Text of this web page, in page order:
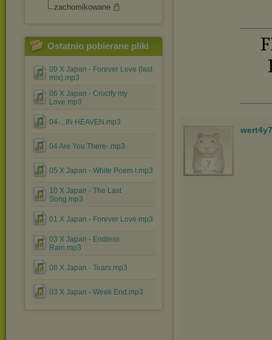
zachomikowane
Ostatnio pobierane pliki
09 X Japan - Forever Love (last
mix).mp3
06 X Japan - Crucify my
Love.mp3
04-...IN HEAVEN.mp3
04 Are You There-.mp3
05 X Japan - White Poem I.mp3
10 X Japan - The Last
Song.mp3
01 X Japan - Forever Love.mp3
03 X Japan - Endless
Rain.mp3
08 X Japan - Tears.mp3
03 X Japan - Week End.mp3